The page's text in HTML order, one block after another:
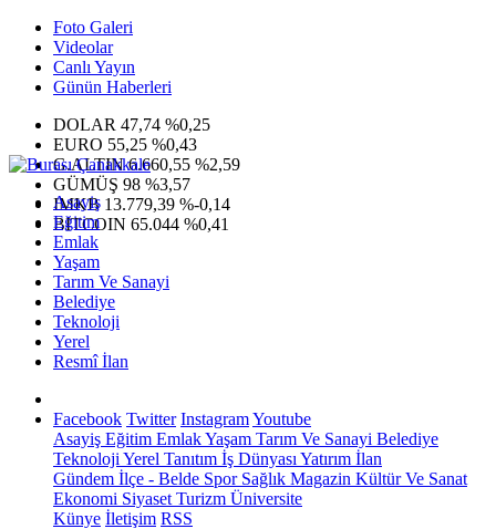
Foto Galeri
Videolar
Canlı Yayın
Günün Haberleri
DOLAR 47,74 %0,25
EURO 55,25 %0,43
G.ALTIN6.660,55 %2,59
GÜMÜŞ 98 %3,57
IMKB 13.779,39 %-0,14
BITCOIN 65.044 %0,41
Asayiş
Eğitim
Emlak
Yaşam
Tarım Ve Sanayi
Belediye
Teknoloji
Yerel
Resmî İlan
Facebook Twitter InstagramYoutube
Asayiş Eğitim EmlakYaşam Tarım Ve Sanayi Belediye
Teknoloji Yerel Tanıtım İş Dünyası Yatırım İlan
Gündem İlçe - Belde SporSağlık Magazin Kültür Ve Sanat
Ekonomi Siyaset Turizm Üniversite
Künye İletişim RSS